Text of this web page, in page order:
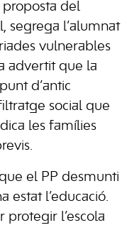
proposta del
segrega l’alumnat
vulnerables
advertit que la
d’antic
social que
les famílies
el PP desmunti
estat l’educació.
protegir l’escola